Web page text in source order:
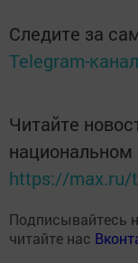
Следите за
Telegram-
Читайте
https://max.ru/
Подписывайтесь
читайте нас